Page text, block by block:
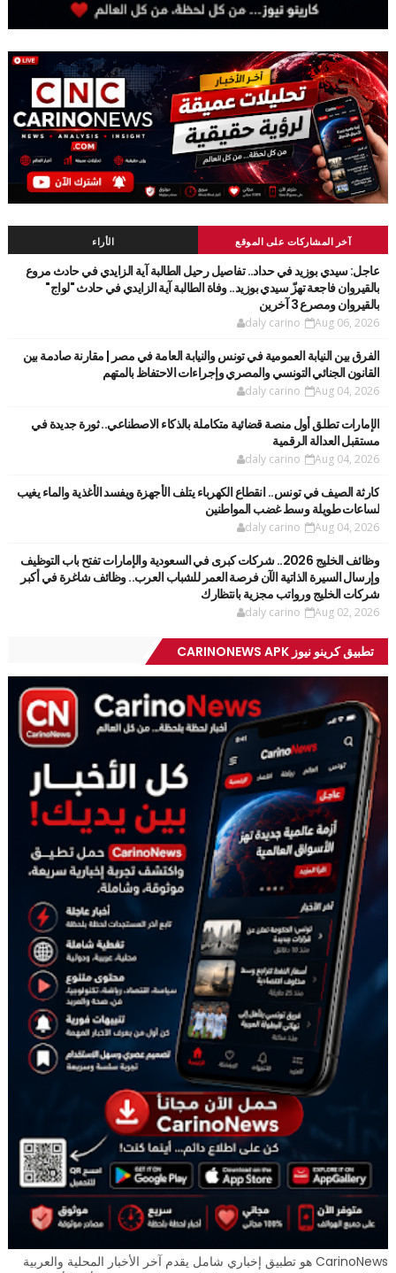
آخر المشاركات على الموقع الأراء
عاجل: سيدي بوزيد في حداد.. تفاصيل رحيل الطالبة آية الزايدي في حادث مروع
بالقيروان فاجعة تهزّ سيدي بوزيد.. وفاة الطالبة آية الزايدي في حادث "لواج"
بالقيروان ومصرع 3 آخرين
daly carino Aug 06, 2026
الفرق بين النيابة العمومية في تونس والنيابة العامة في مصر | مقارنة صادمة بين
القانون الجنائي التونسي والمصري وإجراءات الاحتفاظ بالمتهم
daly carino Aug 04, 2026
الإمارات تطلق أول منصة قضائية متكاملة بالذكاء الاصطناعي.. ثورة جديدة في
مستقبل العدالة الرقمية
daly carino Aug 04, 2026
كارثة الصيف في تونس.. انقطاع الكهرباء يتلف الأجهزة ويفسد الأغذية والماء يغيب
لساعات طويلة وسط غضب المواطنين
daly carino Aug 04, 2026
وظائف الخليج 2026.. شركات كبرى في السعودية والإمارات تفتح باب التوظيف
وإرسال السيرة الذاتية الآن فرصة العمر للشباب العرب.. وظائف شاغرة في أكبر
شركات الخليج ورواتب مجزية بانتظارك
daly carino Aug 02, 2026
تطبيق كرينو نيوز CARINONEWS APK
CarinoNews هو تطبيق إخباري شامل يقدم آخر الأخبار المحلية والعربية